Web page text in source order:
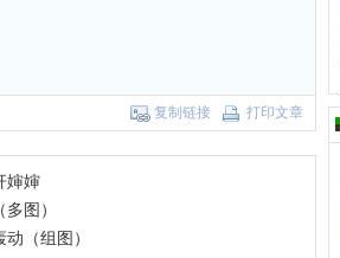
复制链接 打印文章
婶婶
图）
（组图）